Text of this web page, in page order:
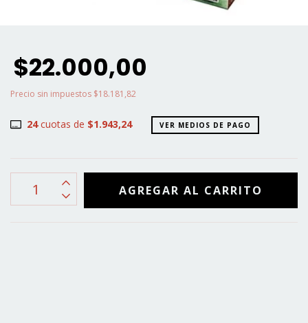
$22.000,00
Precio sin impuestos $18.181,82
24cuotas de $1.943,24 VER MEDIOS DE PAGO